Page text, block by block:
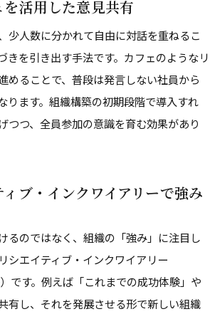
を活用した意見共有
少人数に分かれて自由に対話を重ねるこ
きを引き出す手法です。カフェのようなリ
めることで、普段は発言しない社員から
ります。組織構築の初期段階で導入すれ
つつ、全員参加の意識を育む効果があり
ブ・インクワイアリーで強み
るのではなく、組織の「強み」に注目し
シエイティブ・インクワイアリー
です。例えば「これまでの成功体験」や
有し、それを発展させる形で新しい組織